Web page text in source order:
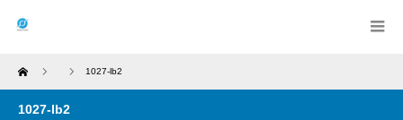
Home 1027-lb2
1027-lb2